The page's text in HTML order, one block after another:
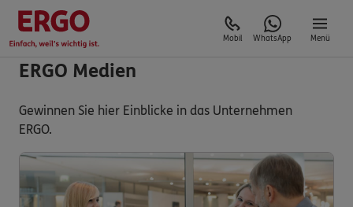
Mobil WhatsApp Menü
ERGO Medien
Gewinnen Sie hier Einblicke in das Unternehmen
ERGO.